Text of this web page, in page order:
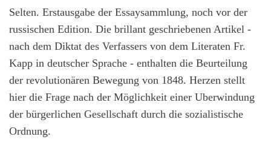
Selten. Erstausgabe der Essaysammlung, noch vor der
russischen Edition. Die brillant geschriebenen Artikel -
nach dem Diktat des Verfassers von dem Literaten Fr.
Kapp in deutscher Sprache - enthalten die Beurteilung
der revolutionären Bewegung von 1848. Herzen stellt
hier die Frage nach der Möglichkeit einer Uberwindung
der bürgerlichen Gesellschaft durch die sozialistische
Ordnung.